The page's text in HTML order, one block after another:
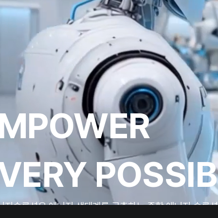
지솔루션은 에너지 생태계를 구축하는 종합 에너지 솔루